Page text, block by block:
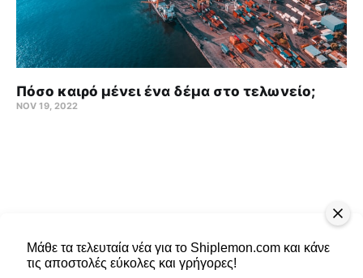
Πόσο καιρό μένει ένα δέμα στο τελωνείο;
NOV 19, 2022
Μάθε τα τελευταία νέα για το Shiplemon.com και κάνε
τις αποστολές εύκολες και γρήγορες!